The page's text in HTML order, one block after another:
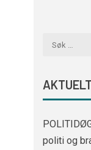
AKTUELT
politi og